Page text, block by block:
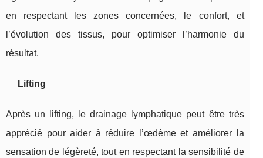
en respectant les zones concernées, le confort, et
l’évolution des tissus, pour optimiser l’harmonie du
résultat.
Lifting
Après un lifting, le drainage lymphatique peut être très
apprécié pour aider à réduire l’œdème et améliorer la
sensation de légèreté, tout en respectant la sensibilité de